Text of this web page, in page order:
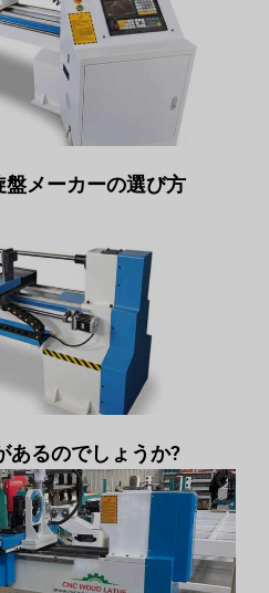
メーカーの選び方
あるのでしょうか?